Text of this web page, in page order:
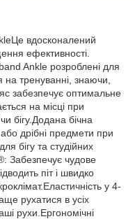
вдосконалений
ефективності.
Ankle розроблені для
тренуванні, знаючи,
забезпечує оптимальне
на місці при
бігу.Додана бічна
дрібні предмети при
бігу та студійних
Забезпечує чудове
піт і швидко
у 4-
рухатися в усіх
рухи.Ергономічні